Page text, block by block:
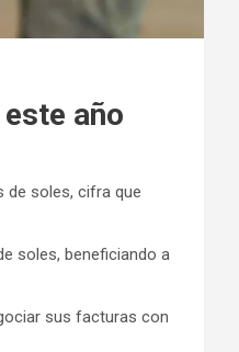
año
de soles, cifra que
soles, beneficiando a
sus facturas con